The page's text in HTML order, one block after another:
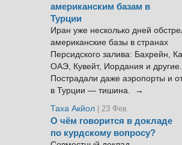
американским базам в
Турции
Иран уже несколько дней
американские базы в странах
Персидского залива: Бахрейн,
ОАЭ, Кувейт, Иордания и другие.
Пострадали даже аэропорты и
в Турции — тишина. →
Таха Акйол | 23 Фев.
О чём говорится в докладе
по курдскому вопросу?